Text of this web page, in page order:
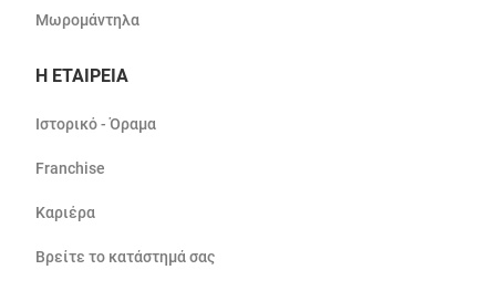
Μωρομάντηλα
Η ΕΤΑΙΡΕΙΑ
Ιστορικό - Όραμα
Franchise
Καριέρα
Βρείτε το κατάστημά σας